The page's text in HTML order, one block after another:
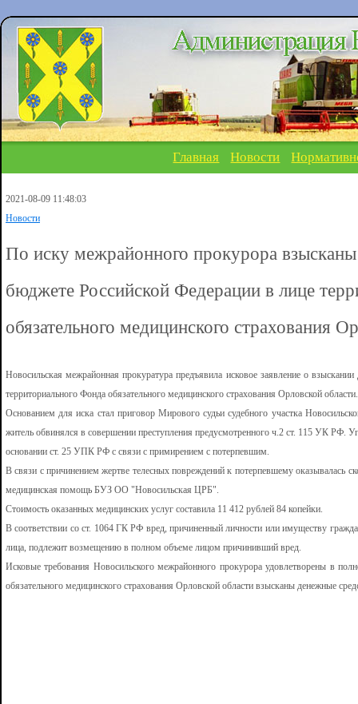
Главная Новости
2021-08-09 11:48:03
Новости
По иску межрайонного прокурора
бюджете Российской Федерации в лице
обязательного медицинского страхования
Новосильская межрайонная прокуратура предъявила исковое заявление о
территориального Фонда обязательного медицинского страхования Орловской области.
Основанием для иска стал приговор Мирового судьи судебного участка
житель обвинялся в совершении преступления предусмотренного ч.2 ст. 115 УК РФ.
основании ст. 25 УПК РФ с связи с примирением с потерпевшим.
В связи с причинением жертве телесных повреждений к потерпевшему оказывалась
медицинская помощь БУЗ ОО "Новосильская ЦРБ".
Стоимость оказанных медицинских услуг составила 11 412 рублей 84 копейки.
В соответствии со ст. 1064 ГК РФ вред, причиненный личности или имуществу
лица, подлежит возмещению в полном объеме лицом причинивший вред.
Исковые требования Новосильского межрайонного прокурора удовлетворены в
обязательного медицинского страхования Орловской области взысканы денежные